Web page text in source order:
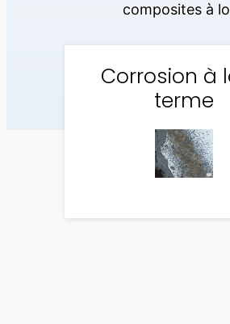
composites à
En savoir plus
Corrosion à
terme